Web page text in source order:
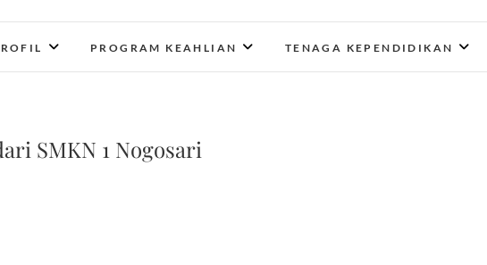
SMK Negeri 1 Nogosari
PROGRAM KEAHLIAN TENAGA KEPENDIDIKAN
SMKN 1 Nogosari